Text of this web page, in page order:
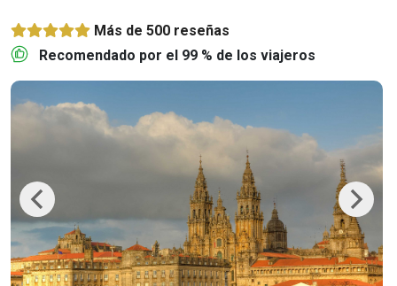
Más de 500 reseñas
Recomendado por el 99 % de los viajeros
Previous Next